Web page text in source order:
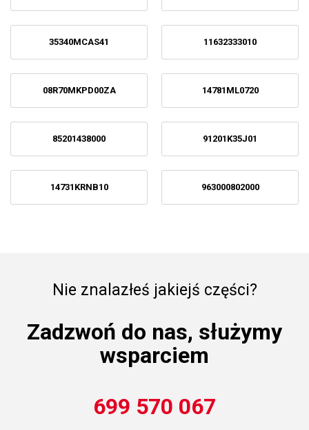
35340MCAS41 11632333010
08R70MKPD00ZA 14781ML0720
85201438000 91201K35J01
14731KRNB10 963000802000
Nie znalazłeś jakiejś części?
Zadzwoń do nas, służymy
wsparciem
699 570 067